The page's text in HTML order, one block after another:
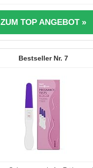
ZUM TOP ANGEBOT »
7